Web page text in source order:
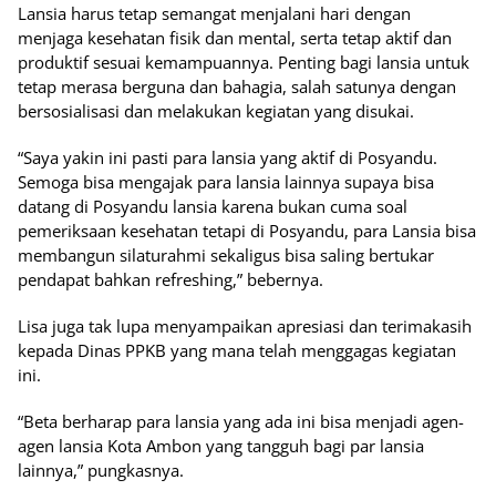
Lansia harus tetap semangat menjalani hari dengan
menjaga kesehatan fisik dan mental, serta tetap aktif dan
produktif sesuai kemampuannya. Penting bagi lansia untuk
tetap merasa berguna dan bahagia, salah satunya dengan
bersosialisasi dan melakukan kegiatan yang disukai.
“Saya yakin ini pasti para lansia yang aktif di Posyandu.
Semoga bisa mengajak para lansia lainnya supaya bisa
datang di Posyandu lansia karena bukan cuma soal
pemeriksaan kesehatan tetapi di Posyandu, para Lansia bisa
membangun silaturahmi sekaligus bisa saling bertukar
pendapat bahkan refreshing,” bebernya.
Lisa juga tak lupa menyampaikan apresiasi dan terimakasih
kepada Dinas PPKB yang mana telah menggagas kegiatan
ini.
“Beta berharap para lansia yang ada ini bisa menjadi agen-
agen lansia Kota Ambon yang tangguh bagi par lansia
lainnya,” pungkasnya.